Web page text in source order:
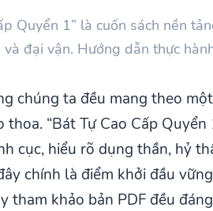
Quyển 1” là cuốn sách nền
và đại vận. Hướng dẫn thực
chúng ta đều mang theo
thoa. “Bát Tự Cao Cấp
cục, hiểu rõ dụng thần, hỷ
chính là điểm khởi đầu
tham khảo bản PDF đều